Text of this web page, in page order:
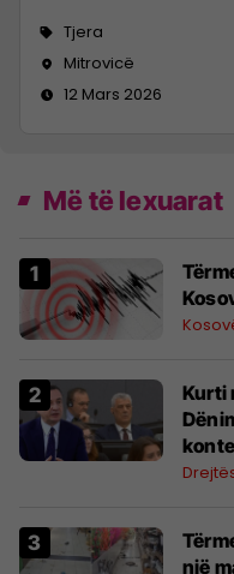
Tjera
Mitrovicë
12 Mars 2026
Më të lexuarat
Kurti
një